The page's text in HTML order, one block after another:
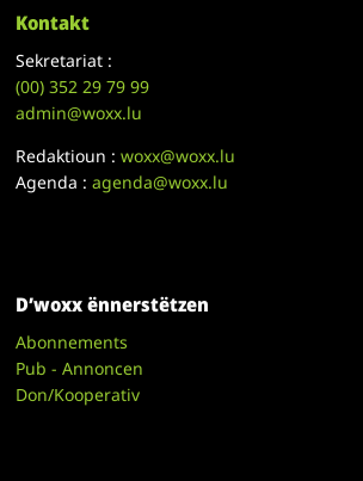
Kontakt
Sekretariat :
(00)352 29 79 99
admin@woxx.lu
Redaktioun :woxx@woxx.lu
Agenda :agenda@woxx.lu
D’woxx ënnerstëtzen
Abonnements
Pub - Annoncen
Don/Kooperativ